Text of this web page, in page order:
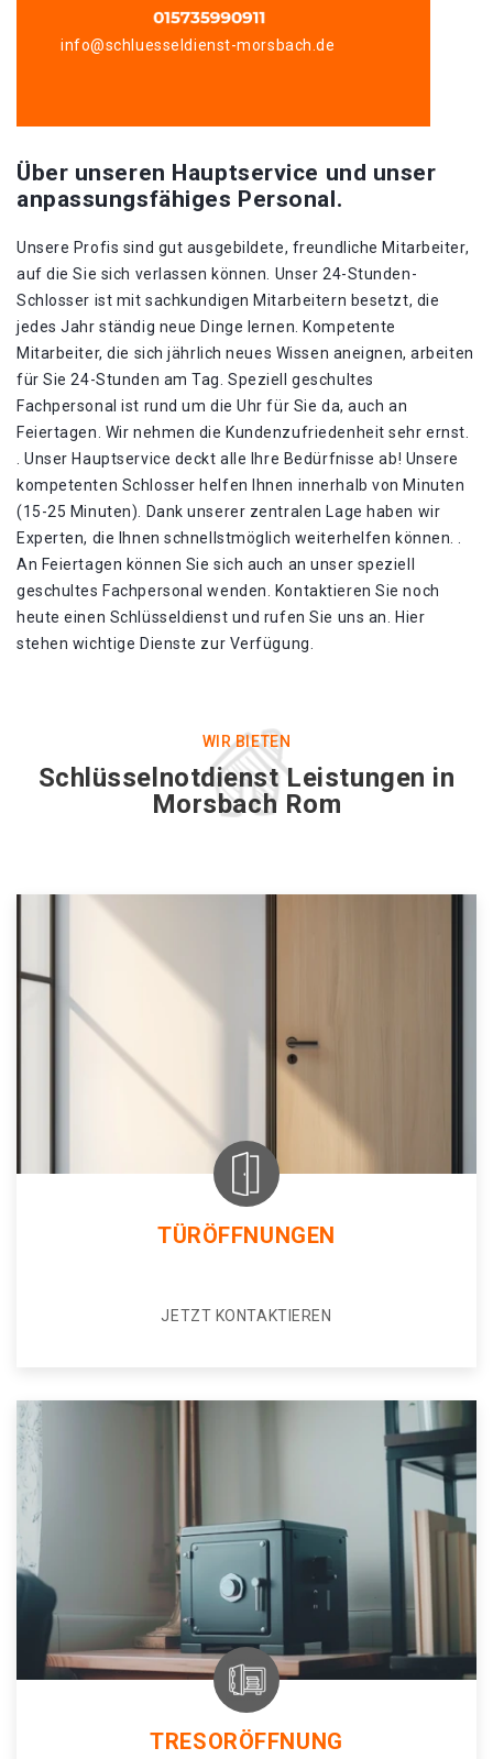
info@schluesseldienst-morsbach.de
Über unseren Hauptservice und unser
anpassungsfähiges Personal.
Unsere Profis sind gut ausgebildete, freundliche Mitarbeiter,
auf die Sie sich verlassen können. Unser 24-Stunden-
Schlosser ist mit sachkundigen Mitarbeitern besetzt, die
jedes Jahr ständig neue Dinge lernen. Kompetente
Mitarbeiter, die sich jährlich neues Wissen aneignen, arbeiten
für Sie 24-Stunden am Tag. Speziell geschultes
Fachpersonal ist rund um die Uhr für Sie da, auch an
Feiertagen. Wir nehmen die Kundenzufriedenheit sehr ernst.
. Unser Hauptservice deckt alle Ihre Bedürfnisse ab! Unsere
kompetenten Schlosser helfen Ihnen innerhalb von Minuten
(15-25 Minuten). Dank unserer zentralen Lage haben wir
Experten, die Ihnen schnellstmöglich weiterhelfen können. .
An Feiertagen können Sie sich auch an unser speziell
geschultes Fachpersonal wenden. Kontaktieren Sie noch
heute einen Schlüsseldienst und rufen Sie uns an. Hier
stehen wichtige Dienste zur Verfügung.
WIR BIETEN
Schlüsselnotdienst Leistungen in
Morsbach Rom
TÜRÖFFNUNGEN
JETZT KONTAKTIEREN
TRESORÖFFNUNG